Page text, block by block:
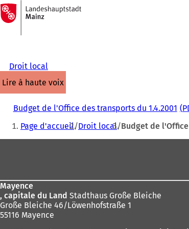
Accéder au contenu
Vers
la
page
d'accueil
Droit local
lire à haute voix
Budget de l'Office des transports du 1.4.2001
Vous
êtes
Page d'accueil Droit local Budget de
Mayence
, capitale du Land Stadthaus Große Bleiche
Große Bleiche 46/Löwenhofstraße 1
55116 Mayence